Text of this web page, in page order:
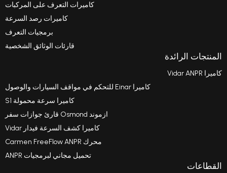
كاميرات التعرف على المركبات
كاميرات رصد السرعة
برمجيات التعرف
قارئات الوثائق الشخصية
كاميرا سرعة محمولة S1
كاميرا كشف السرعة فيدار Vidar
تحميل مجاني لبرمجيات ANPR